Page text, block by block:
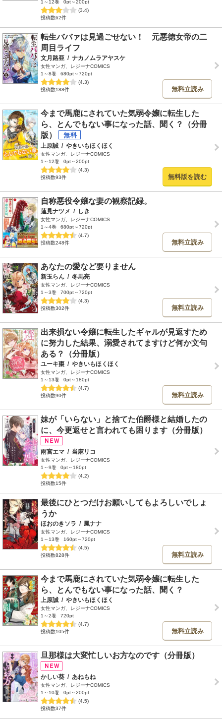
1～12巻
0pt～200pt
(3.4)
投稿数62件
転生ババァは見過ごせない！ 元悪徳女帝の二
周目ライフ
文月路亜 / ナカノムラアヤスケ
女性マンガ、レジーナCOMICS
1～8巻
680pt～720pt
(4.3)
投稿数188件
無料立読み
今まで馬鹿にされていた気弱令嬢に転生した
ら、とんでもない事になった話、聞く？（分冊
版）
上原誠 / やきいもほくほく
女性マンガ、レジーナCOMICS
1～12巻
0pt～200pt
(4.3)
投稿数93件
無料版を読む
自称悪役令嬢な妻の観察記録。
蓮見ナツメ / しき
女性マンガ、レジーナCOMICS
1～4巻
680pt～720pt
(4.7)
投稿数248件
無料立読み
あなたの愛など要りません
新玉らん / 冬馬亮
女性マンガ、レジーナCOMICS
1～3巻
700pt～720pt
(4.3)
投稿数302件
無料立読み
出来損ない令嬢に転生したギャルが見返すため
に努力した結果、溺愛されてますけど何か文句
ある？（分冊版）
ユーキ棗 / やきいもほくほく
女性マンガ、レジーナCOMICS
1～13巻
0pt～180pt
(4.7)
投稿数90件
無料立読み
妹が「いらない」と捨てた伯爵様と結婚したの
に、今更返せと言われても困ります（分冊版）
雨宮エマ / 当麻リコ
女性マンガ、レジーナCOMICS
1～9巻
0pt～180pt
(4.2)
投稿数15件
最後にひとつだけお願いしてもよろしいでしょ
うか
ほおのきソラ / 鳳ナナ
女性マンガ、レジーナCOMICS
1～13巻
160pt～720pt
(4.5)
投稿数828件
無料立読み
今まで馬鹿にされていた気弱令嬢に転生した
ら、とんでもない事になった話、聞く？
上原誠 / やきいもほくほく
女性マンガ、レジーナCOMICS
1～2巻
720pt
(4.7)
投稿数105件
無料立読み
旦那様は大変忙しいお方なのです（分冊版）
かしい葵 / あねもね
女性マンガ、レジーナCOMICS
1～10巻
0pt～200pt
(4.5)
投稿数37件